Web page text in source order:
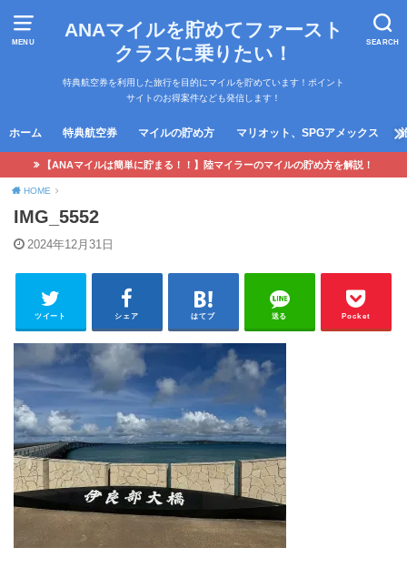
MENU SEARCH
ANAマイルを貯めてファースト
クラスに乗りたい！
特典航空券を利用した旅行を目的にマイルを貯めています！ポイント
サイトのお得案件なども発信します！
ホーム 特典航空券 マイルの貯め方 マリオット、SPGアメックス
【ANAマイルは簡単に貯まる！！】陸マイラーのマイルの貯め方を解説！
HOME
IMG_5552
2024年12月31日
ツイート シェア はてブ 送る Pocket